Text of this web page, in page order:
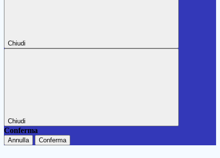
Chiudi
Chiudi
Conferma
Annulla Conferma